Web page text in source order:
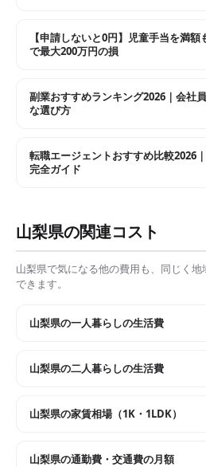
【申請しないと0円】児童手当を満
で最大200万円の損
副業おすすめランキング2026｜会社
な選び方
転職エージェントおすすめ比較2026
完全ガイド
山梨県の関連コスト
山梨県で気になる他の費用も、同じく
できます。
山梨県の一人暮らしの生活費
山梨県の二人暮らしの生活費
山梨県の家賃相場（1K・1LDK）
山梨県の通勤費・交通費の月額